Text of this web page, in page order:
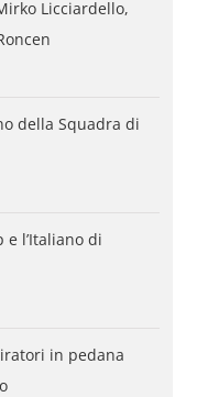
Licciardello,
della Squadra di
e l’Italiano di
in pedana